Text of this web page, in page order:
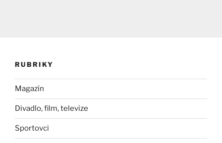
RUBRIKY
Magazín
Divadlo, film, televize
Sportovci